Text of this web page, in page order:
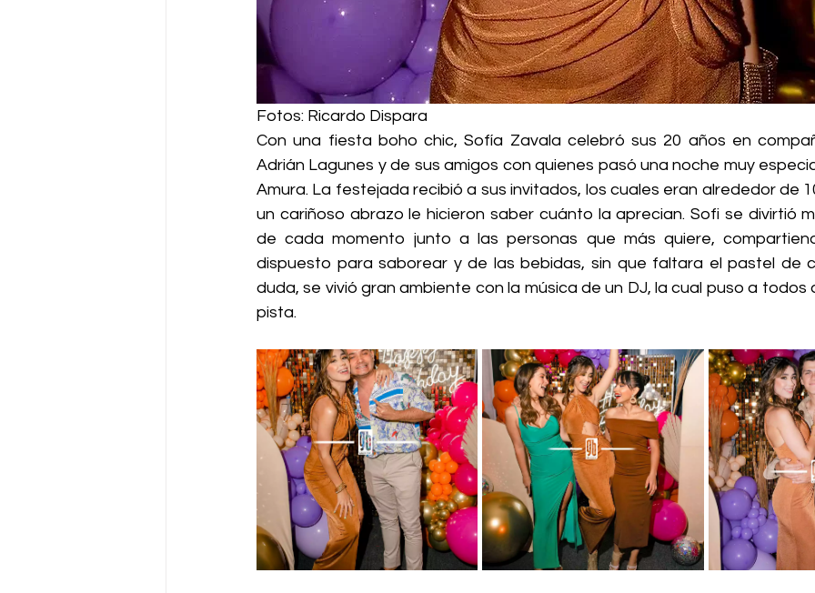
Fotos: Ricardo Dispara
Con una fiesta boho chic, Sofía Zavala celebró sus 20 años en
Adrián Lagunes y de sus amigos con quienes pasó una noche muy
Amura. La festejada recibió a sus invitados, los cuales eran alrededor de
un cariñoso abrazo le hicieron saber cuánto la aprecian. Sofi se divirtió
de cada momento junto a las personas que más quiere,
dispuesto para saborear y de las bebidas, sin que faltara el pastel de
duda, se vivió gran ambiente con la música de un DJ, la cual puso a todos
pista.